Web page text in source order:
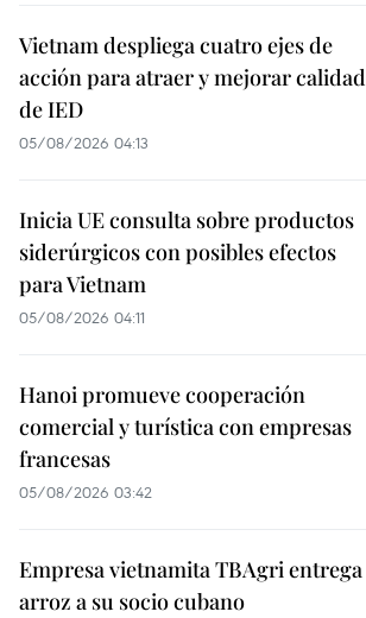
Vietnam despliega cuatro ejes de
acción para atraer y mejorar calidad
de IED
05/08/2026 04:13
Inicia UE consulta sobre productos
siderúrgicos con posibles efectos
para Vietnam
05/08/2026 04:11
Hanoi promueve cooperación
comercial y turística con empresas
francesas
05/08/2026 03:42
Empresa vietnamita TBAgri entrega
arroz a su socio cubano